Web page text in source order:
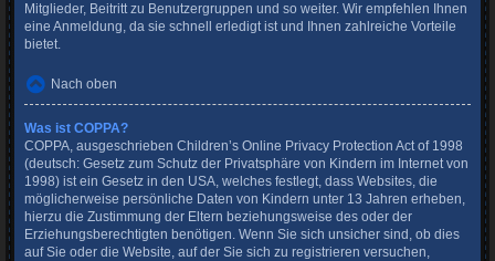
Mitglieder, Beitritt zu Benutzergruppen und so weiter. Wir empfehlen Ihnen
eine Anmeldung, da sie schnell erledigt ist und Ihnen zahlreiche Vorteile
bietet.
Nach oben
Was ist COPPA?
COPPA, ausgeschrieben Children’s Online Privacy Protection Act of 1998
(deutsch: Gesetz zum Schutz der Privatsphäre von Kindern im Internet von
1998) ist ein Gesetz in den USA, welches festlegt, dass Websites, die
möglicherweise persönliche Daten von Kindern unter 13 Jahren erheben,
hierzu die Zustimmung der Eltern beziehungsweise des oder der
Erziehungsberechtigten benötigen. Wenn Sie sich unsicher sind, ob dies
auf Sie oder die Website, auf der Sie sich zu registrieren versuchen,